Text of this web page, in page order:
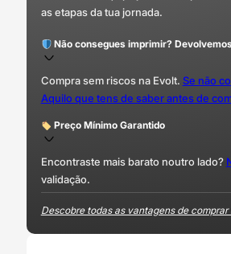
as etapas da tua jornada.
Não consegues imprimir?
Compra sem riscos na Evolt. Se não
Aquilo que tens de saber antes de
Preço Mínimo Garantido
Encontraste mais barato noutro lado?
validação.
Descobre todas as vantagens de comprar